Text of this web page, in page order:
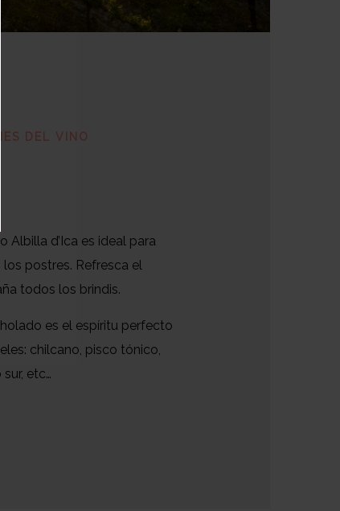
DEL VINO
Albilla d’Ica es ideal para
postres. Refresca el
todos los brindis.
es el espíritu perfecto
chilcano, pisco tónico,
etc…